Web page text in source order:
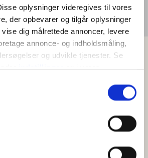
oplysninger videregives til vores
der opbevarer og tilgår oplysninger
dig målrettede annoncer, levere
annonce- og indholdsmåling,
og udvikle tjenester. Se
indstillingerog i vores
fra vores
eller ved at trykke på "Privacy
oplysninger om din placering,